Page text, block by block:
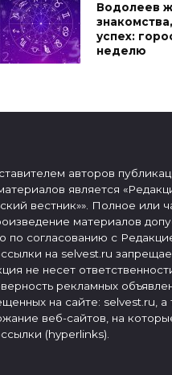
Водолеев
успех:
неделю
авторов
является
вестник»». Полное или
материалов
по согласованию с
на selvest.ru
не несет
рекламных
на сайте: selvest.ru, а
веб-сайтов, на
(hyperlinks).